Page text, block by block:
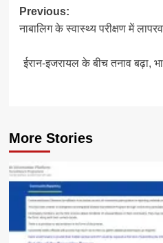
Post
navigation
Previous:
नाबालिग के स्वास्थ्य परीक्षण में
ईरान-इजरायल के बीच तनाव बढ़ा,
More Stories